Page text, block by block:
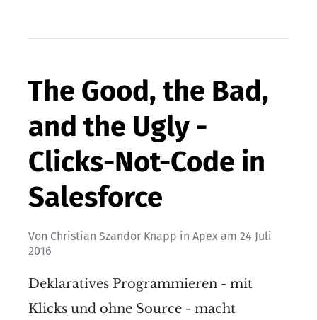
The Good, the Bad,
and the Ugly -
Clicks-Not-Code in
Salesforce
Von Christian Szandor Knapp in Apex am 24 Juli
2016
Deklaratives Programmieren - mit
Klicks und ohne Source - macht